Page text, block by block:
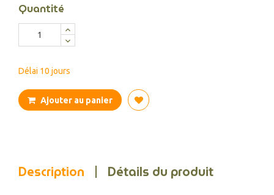
Quantité
Délai 10 jours
Ajouter au panier
Description Détails du produit